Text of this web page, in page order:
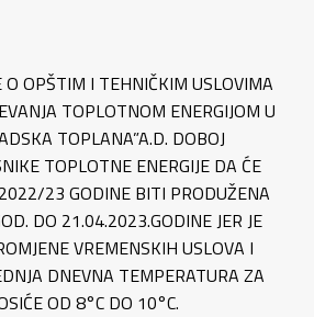
O OPŠTIM I TEHNIČKIM USLOVIMA
TOPLOTNOM ENERGIJOM U
TOPLANA”A.D. DOBOJ
TOPLOTNE ENERGIJE DA ĆE
23 GODINE BITI PRODUŽENA
DO 21.04.2023.GODINE JER JE
VREMENSKIH USLOVA I
DNEVNA TEMPERATURA ZA
OD 8°C DO 10°C.